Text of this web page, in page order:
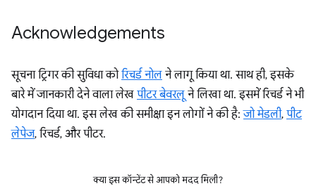
Acknowledgements
सूचना ट्रिगर की सुविधा कोरिचर्ड नोल ने लागू किया था. साथ ही, इसके
बारे में जानकारी देने वाला लेख पीटर बेवरलूने लिखा था. इसमें रिचर्ड ने भी
योगदान दिया था. इस लेख की समीक्षा इन लोगों ने की है:जो मेडली, पीट
लेपेज, रिचर्ड, और पीटर.
क्या इस कॉन्टेंट से आपको मदद मिली?